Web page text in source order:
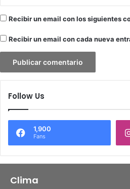
Recibir un email con los siguientes
Recibir un email con cada nueva
Follow Us
1,900
Fans
Clima